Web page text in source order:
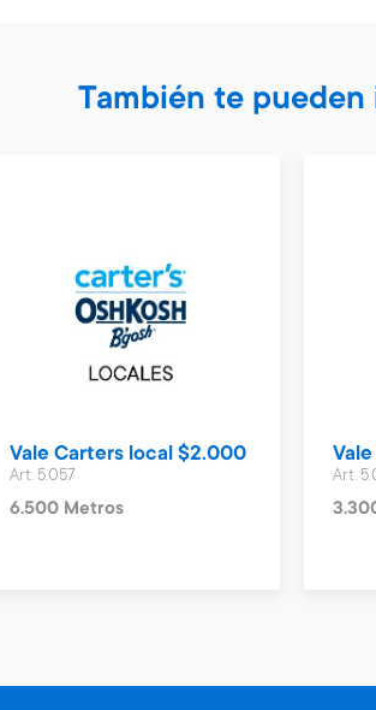
También te pueden
Vale Carters local $2.000
Art. 5.057
6.500 Metros
Art.